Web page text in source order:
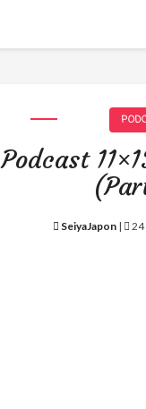
Podcast
SeiyaJapon| 24